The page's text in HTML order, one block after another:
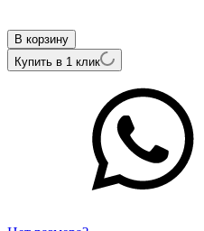
В корзину
Купить в 1 клик